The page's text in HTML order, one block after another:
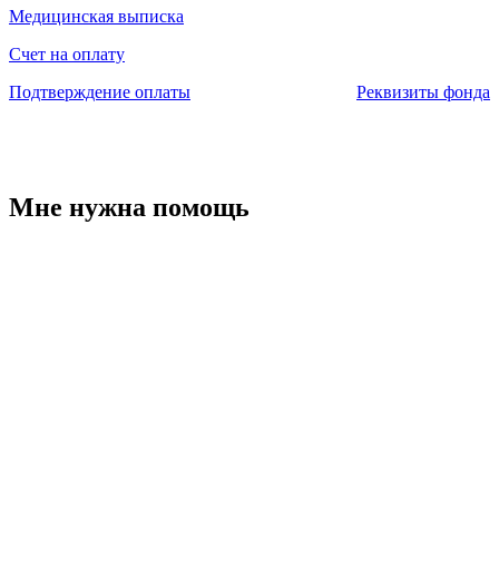
Медицинская выписка
Счет на оплату
Подтверждение оплаты
Реквизиты фонда
Мне нужна помощь